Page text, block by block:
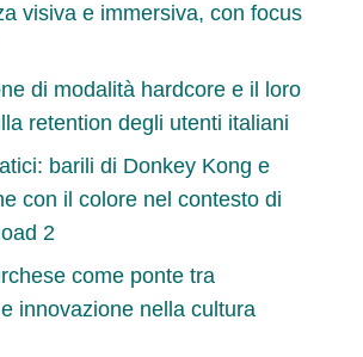
visiva e immersiva, con focus
di modalità hardcore e il loro
retention degli utenti italiani
barili di Donkey Kong e
con il colore nel contesto di
2
come ponte tra
innovazione nella cultura